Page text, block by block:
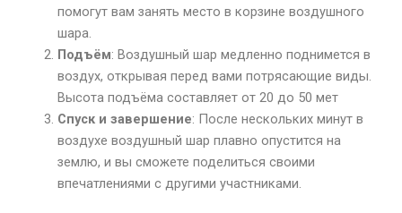
помогут вам занять место в корзине воздушного
шара.
Подъём: Воздушный шар медленно поднимется в
воздух, открывая перед вами потрясающие виды.
Высота подъёма составляет от 20 до 50 мет
Спуск и завершение: После нескольких минут в
воздухе воздушный шар плавно опустится на
землю, и вы сможете поделиться своими
впечатлениями с другими участниками.